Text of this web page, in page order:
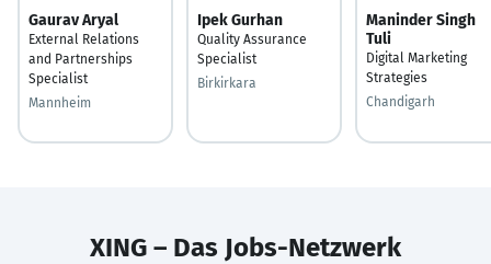
Gaurav Aryal
External Relations
and Partnerships
Specialist
Mannheim
Ipek Gurhan
Quality Assurance
Specialist
Birkirkara
Maninder Singh
Tuli
Digital Marketing
Strategies
Chandigarh
XING – Das Jobs-Netzwerk